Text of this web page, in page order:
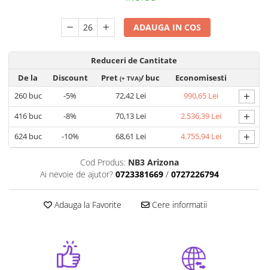
ADAUGA IN COS
Reduceri de Cantitate
De la
Discount Pret (+ TVA)/ buc
Economisesti
260buc -5% 72,42 Lei 990,65 Lei +
416buc -8% 70,13 Lei 2.536,39 Lei +
624buc -10% 68,61 Lei 4.755,94 Lei +
Cod Produs: NB3 Arizona
Ai nevoie de ajutor? 0723381669 / 0727226794
Adauga la Favorite Cere informatii